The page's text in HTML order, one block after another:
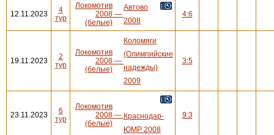
12.11.2023
4
тур
Локомотив
2008
(белые)
—
Автово
2008
4:6
19.11.2023
2
тур
Локомотив
2008
(белые)
—
Коломяги
(Олимпийские
надежды)
2009
3:5
23.11.2023
6
тур
Локомотив
2008
(белые)
— Краснодар-
ЮМР 2008
9:3